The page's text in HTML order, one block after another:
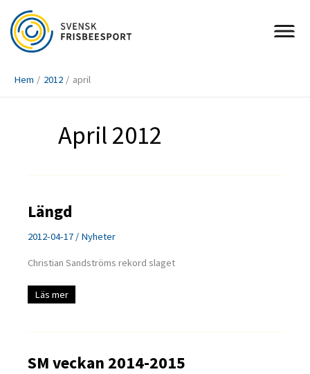
innehåll
Hem 2012 april
April 2012
Längd
2012-04-17 / Nyheter
Christian Sandströms rekord slaget
Längd
Läs mer
SM veckan 2014-2015